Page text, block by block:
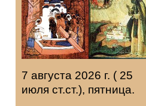
7 августа 2026 г. ( 25
июля ст.ст.), пятница.